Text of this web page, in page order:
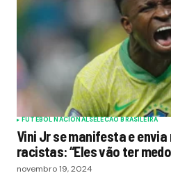
FUTEBOL NACIONALSELECAO BRASILEIRA
Vini Jr se manifesta e envia
racistas: “Eles vão ter
novembro 19, 2024